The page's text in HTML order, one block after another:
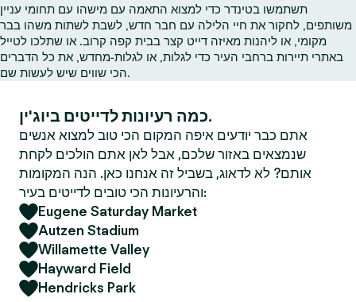
תשתמשו בטינדר כדי למצוא התאמה עם מישהו עם תחומי עניין
משותפים, לחקור את חיי הלילה עם חבר חדש, לשבת לשתות משהו בבר
מקומי, או ליהנות מאיזה דייט קצר בבית קפה קרוב. או שתלכו לטייל
באתרי תיירות ברחבי העיר כדי לגלות, או לגלות‑מחדש, את כל הדברים
הכי שווים שיש לעשות שם.
כמה רעיונות לדייטים ביוג'ין.
אתם כבר יודעים איפה המקום הכי טוב למצוא אנשים
שנמצאים באזור שלכם, אבל לאן אתם הולכים לקחת
אותם? לא לדאוג, בשביל זה אנחנו כאן. הנה המקומות
והרעיונות הכי טובים לדייטים בעיר:
Eugene Saturday Market
Autzen Stadium
Willamette Valley
Hayward Field
Hendricks Park